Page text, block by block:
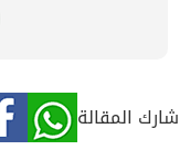
شارك المقالة